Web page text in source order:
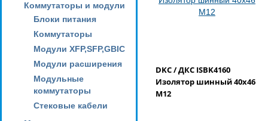
Коммутаторы и модули
Блоки питания
Коммутаторы
Модули XFP,SFP,GBIC
Модули расширения
Модульные
коммутаторы
Стековые кабели
DKC / ДКС ISBK4160
Изолятор шинный 40х46
М12